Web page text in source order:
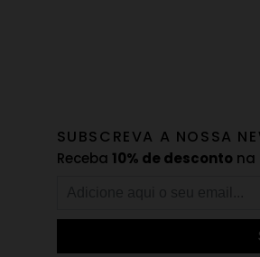
SUBSCREVA A NOSSA
Receba 10% de desconto na